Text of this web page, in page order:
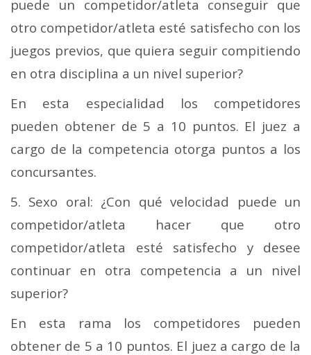
puede un competidor/atleta conseguir que
otro competidor/atleta esté satisfecho con los
juegos previos, que quiera seguir compitiendo
en otra disciplina a un nivel superior?
En esta especialidad los competidores
pueden obtener de 5 a 10 puntos. El juez a
cargo de la competencia otorga puntos a los
concursantes.
5. Sexo oral: ¿Con qué velocidad puede un
competidor/atleta hacer que otro
competidor/atleta esté satisfecho y desee
continuar en otra competencia a un nivel
superior?
En esta rama los competidores pueden
obtener de 5 a 10 puntos. El juez a cargo de la